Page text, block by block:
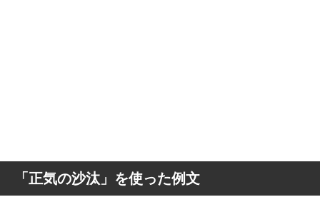
「正気の沙汰」を使った例文